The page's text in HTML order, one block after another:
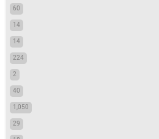
60
14
14
224
2
40
1,050
29